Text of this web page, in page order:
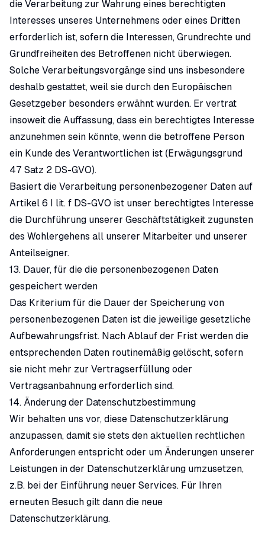
die Verarbeitung zur Wahrung eines berechtigten
Interesses unseres Unternehmens oder eines Dritten
erforderlich ist, sofern die Interessen, Grundrechte und
Grundfreiheiten des Betroffenen nicht überwiegen.
Solche Verarbeitungsvorgänge sind uns insbesondere
deshalb gestattet, weil sie durch den Europäischen
Gesetzgeber besonders erwähnt wurden. Er vertrat
insoweit die Auffassung, dass ein berechtigtes Interesse
anzunehmen sein könnte, wenn die betroffene Person
ein Kunde des Verantwortlichen ist (Erwägungsgrund
47 Satz 2 DS-GVO).
Basiert die Verarbeitung personenbezogener Daten auf
Artikel 6 I lit. f DS-GVO ist unser berechtigtes Interesse
die Durchführung unserer Geschäftstätigkeit zugunsten
des Wohlergehens all unserer Mitarbeiter und unserer
Anteilseigner.
13. Dauer, für die die personenbezogenen Daten
gespeichert werden
Das Kriterium für die Dauer der Speicherung von
personenbezogenen Daten ist die jeweilige gesetzliche
Aufbewahrungsfrist. Nach Ablauf der Frist werden die
entsprechenden Daten routinemäßig gelöscht, sofern
sie nicht mehr zur Vertragserfüllung oder
Vertragsanbahnung erforderlich sind.
14. Änderung der Datenschutzbestimmung
Wir behalten uns vor, diese Datenschutzerklärung
anzupassen, damit sie stets den aktuellen rechtlichen
Anforderungen entspricht oder um Änderungen unserer
Leistungen in der Datenschutzerklärung umzusetzen,
z.B. bei der Einführung neuer Services. Für Ihren
erneuten Besuch gilt dann die neue
Datenschutzerklärung.